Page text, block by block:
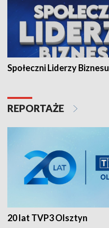
Społeczni Liderzy Biznesu
REPORTAŻE
20 lat TVP3 Olsztyn